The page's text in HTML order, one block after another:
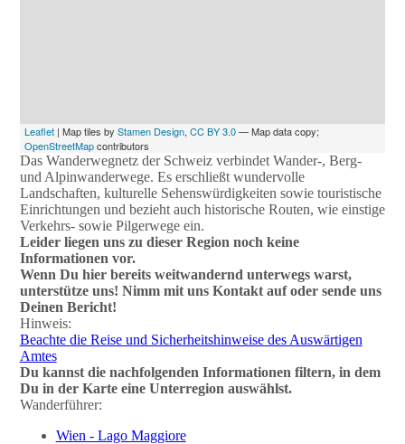
Leaflet| Map tiles by Stamen Design, CC BY 3.0— Map data copy;
OpenStreetMapcontributors
Das Wanderwegnetz der Schweiz verbindet Wander-, Berg-
und Alpinwanderwege. Es erschließt wundervolle
Landschaften, kulturelle Sehenswürdigkeiten sowie touristische
Einrichtungen und bezieht auch historische Routen, wie einstige
Verkehrs- sowie Pilgerwege ein.
Leider liegen uns zu dieser Region noch keine
Informationen vor.
Wenn Du hier bereits weitwandernd unterwegs warst,
unterstütze uns! Nimm mit uns Kontakt auf oder sende uns
Deinen Bericht!
Hinweis:
Beachte die Reise und Sicherheitshinweise des Auswärtigen
Amtes
Du kannst die nachfolgenden Informationen filtern, in dem
Du in der Karte eine Unterregion auswählst.
Wanderführer:
Wien - Lago Maggiore